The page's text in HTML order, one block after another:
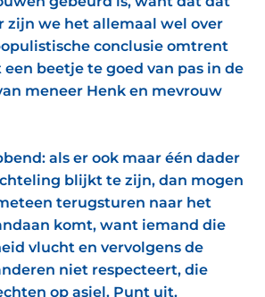
zijn we het allemaal wel over
conclusie omtrent
beetje te goed van pas in de
meneer Henk en mevrouw
als er ook maar één dader
blijkt te zijn, dan mogen
terugsturen naar het
komt, want iemand die
vlucht en vervolgens de
niet respecteert, die
op asiel. Punt uit.